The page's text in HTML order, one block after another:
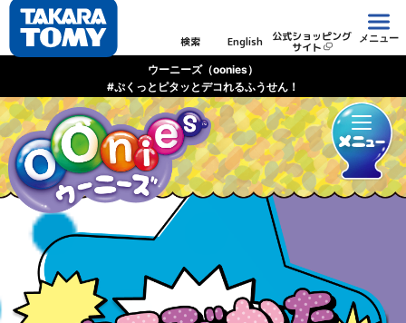
検索 English 公式ショッピング
サイト
メニュー
ウーニーズ（oonies）
#ぷくっとピタッとデコれるふうせん！